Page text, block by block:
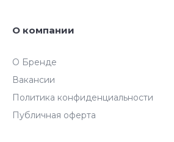
О компании
О Бренде
Вакансии
Политика конфиденциальности
Публичная оферта